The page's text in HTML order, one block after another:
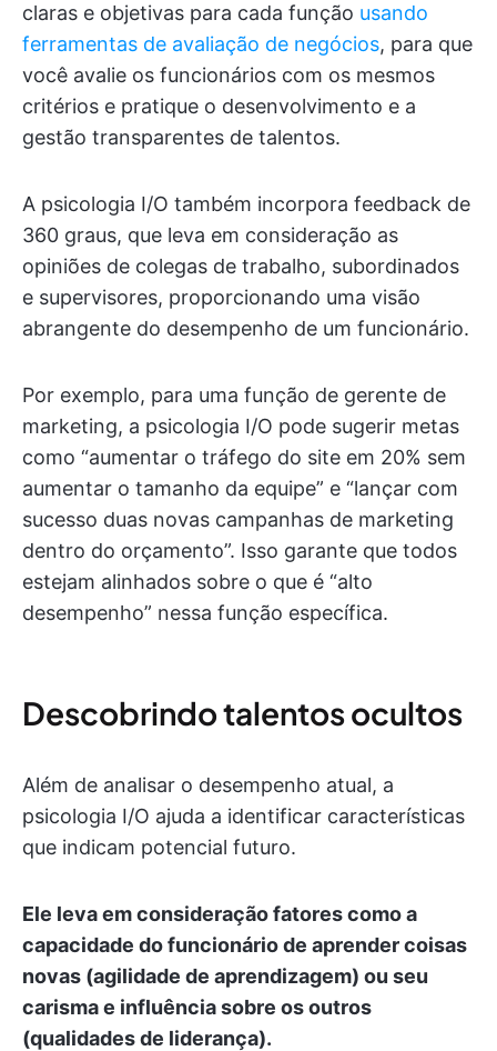
claras e objetivas para cada função usando
ferramentas de avaliação de negócios, para que
você avalie os funcionários com os mesmos
critérios e pratique o desenvolvimento e a
gestão transparentes de talentos.
A psicologia I/O também incorpora feedback de
360 graus, que leva em consideração as
opiniões de colegas de trabalho, subordinados
e supervisores, proporcionando uma visão
abrangente do desempenho de um funcionário.
Por exemplo, para uma função de gerente de
marketing, a psicologia I/O pode sugerir metas
como “aumentar o tráfego do site em 20% sem
aumentar o tamanho da equipe” e “lançar com
sucesso duas novas campanhas de marketing
dentro do orçamento”. Isso garante que todos
estejam alinhados sobre o que é “alto
desempenho” nessa função específica.
Descobrindo talentos ocultos
Além de analisar o desempenho atual, a
psicologia I/O ajuda a identificar características
que indicam potencial futuro.
Ele leva em consideração fatores como a
capacidade do funcionário de aprender coisas
novas (agilidade de aprendizagem) ou seu
carisma e influência sobre os outros
(qualidades de liderança).